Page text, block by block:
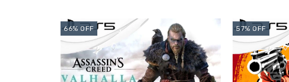
66% OFF 57% OFF